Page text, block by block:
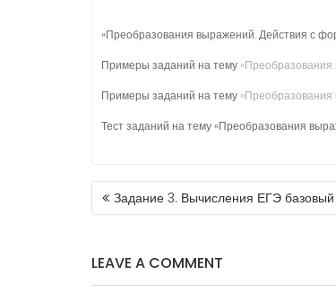
«Преобразования выражений. Действия с
Примеры заданий на тему
Примеры заданий на тему
Тест заданий на тему «Преобразования
НАВИГАЦИЯ
ПОЗадание 3. Вычисления ЕГЭ базовый
LEAVE A COMMENT